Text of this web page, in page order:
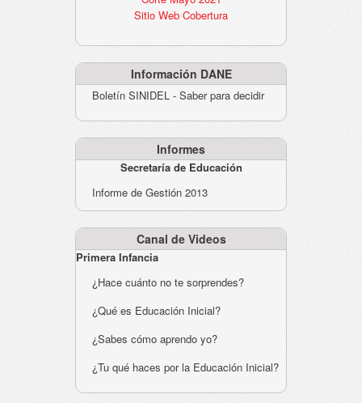
Sitio Web Cobertura
Información DANE
Boletín SINIDEL - Saber para decidir
Informes
Secretaría de Educación
Informe de Gestión 2013
Canal de Videos
Primera Infancia
¿Hace cuánto no te sorprendes?
¿Qué es Educación Inicial?
¿Sabes cómo aprendo yo?
¿Tu qué haces por la Educación Inicial?